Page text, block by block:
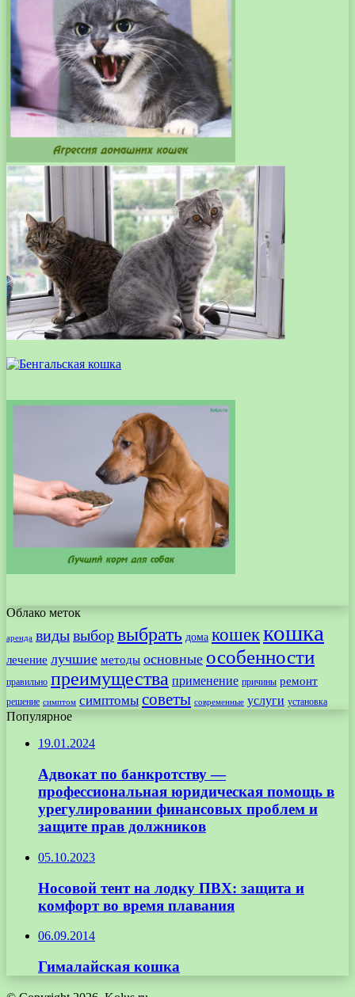
Облако меток
аренда видывыборвыбрать дома кошеккошка
лечение лучшие методы основные особенности
правильно преимущества применение причины ремонт
решение симптом симптомы советы современные услуги установка
Популярное
19.01.2024
Адвокат по банкротству —
профессиональная юридическая помощь в
урегулировании финансовых проблем и
защите прав должников
05.10.2023
Носовой тент на лодку ПВХ: защита и
комфорт во время плавания
06.09.2014
Гималайская кошка